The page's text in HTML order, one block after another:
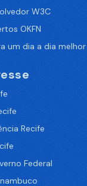
W3C
OKFN
um dia a dia melhor
Recife
Federal